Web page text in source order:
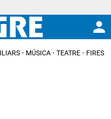
MÚSICA TEATRE FIRES I